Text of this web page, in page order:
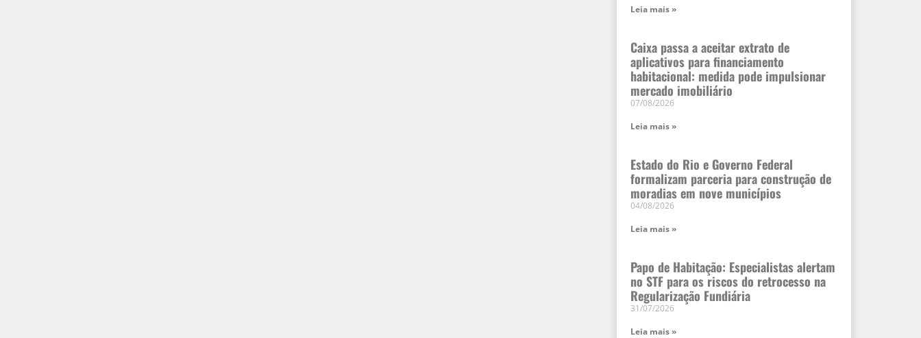
Leia mais »
Caixa passa a aceitar extrato de
aplicativos para financiamento
habitacional: medida pode impulsionar
mercado imobiliário
07/08/2026
Leia mais »
Estado do Rio e Governo Federal
formalizam parceria para construção de
moradias em nove municípios
04/08/2026
Leia mais »
Papo de Habitação: Especialistas alertam
no STF para os riscos do retrocesso na
Regularização Fundiária
31/07/2026
Leia mais »